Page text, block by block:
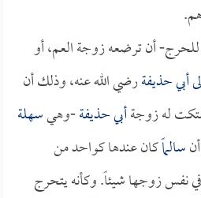
أن ترضعه زوجة العم، أو
أبي حذيفةرضي الله عنه، وذلك أن
له زوجةأبي حذيفة-وهيسهلة
سالماًكان عندها كواحد من
نفس زوجها شيئاً. وكأنه يتحرج